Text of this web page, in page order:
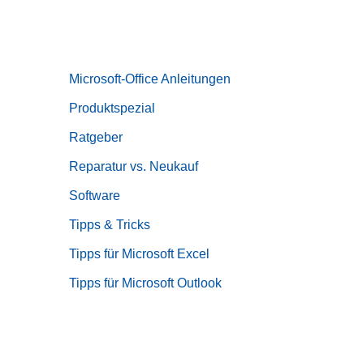
Microsoft-Office Anleitungen
Produktspezial
Ratgeber
Reparatur vs. Neukauf
Software
Tipps & Tricks
Tipps für Microsoft Excel
Tipps für Microsoft Outlook